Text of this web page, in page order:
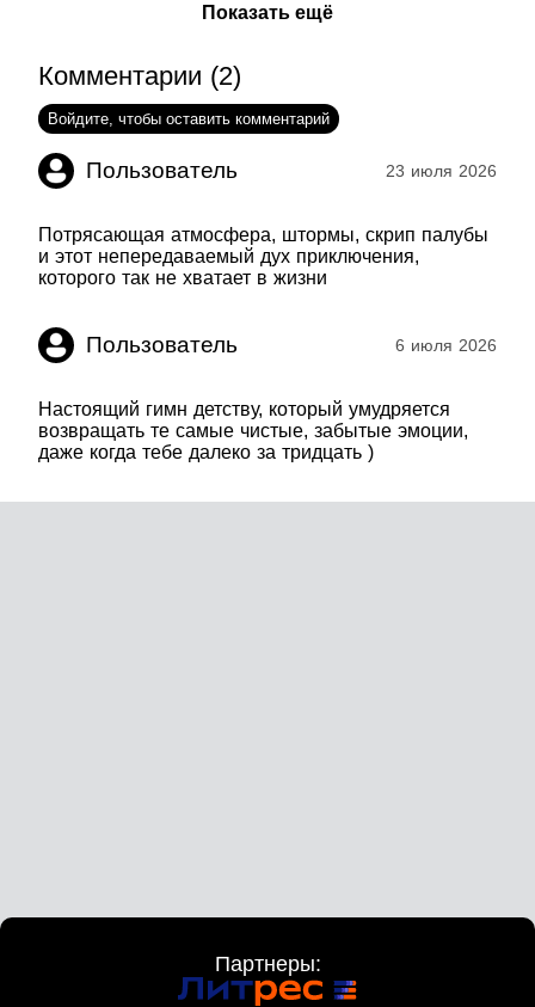
Показать ещё
Комментарии (2)
Войдите, чтобы оставить комментарий
Пользователь 23 июля 2026
Потрясающая атмосфера, штормы, скрип палубы
и этот непередаваемый дух приключения,
Пользователь 6 июля 2026
Настоящий гимн детству, который умудряется
возвращать те самые чистые, забытые эмоции,
Партнеры: